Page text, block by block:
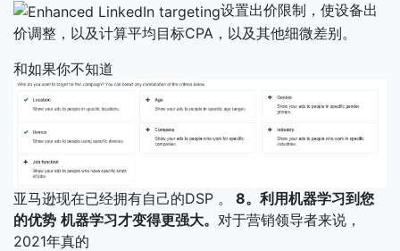
设置出价限制，使设备出
价调整，以及计算平均目标CPA，以及其他细微差别。
和如果你不知道
亚马逊现在已经拥有自己的DSP 。
8。利用机器学习到您
的优势 机器学习才变得更强大。 对于营销领导者来说，
2021年真的